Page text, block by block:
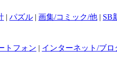
| パズル | 画集/コミック/他 | SB
トフォン | インターネット/ブロ